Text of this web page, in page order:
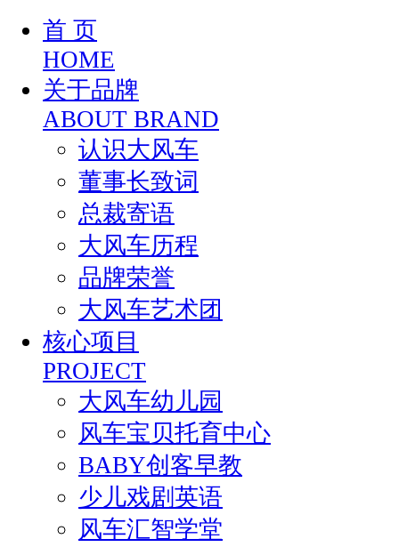
首 页
HOME
关于品牌
ABOUT BRAND
认识大风车
董事长致词
总裁寄语
大风车历程
品牌荣誉
大风车艺术团
核心项目
PROJECT
大风车幼儿园
风车宝贝托育中心
BABY创客早教
少儿戏剧英语
风车汇智学堂